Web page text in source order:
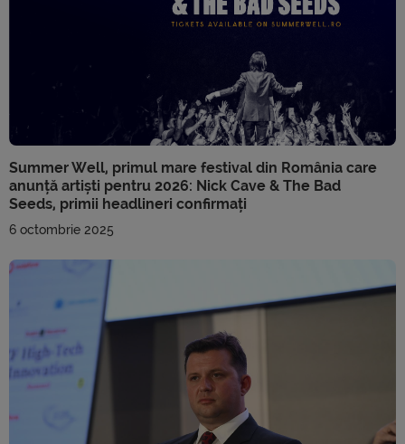
Summer Well, primul mare festival din România care
anunță artiști pentru 2026: Nick Cave & The Bad
Seeds, primii headlineri confirmați
6 octombrie 2025